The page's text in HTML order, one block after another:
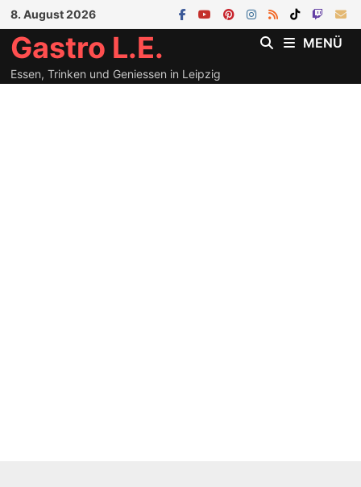
Zum
Inhalt
springen
8. August 2026
Gastro L.E.
Essen, Trinken und Geniessen in Leipzig
MENÜ